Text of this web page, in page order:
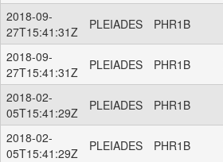
2018-09-
27T15:41:31Z
PLEIADES PHR1B
2018-09-
27T15:41:31Z
PLEIADES PHR1B
2018-02-
05T15:41:29Z
PLEIADES PHR1B
2018-02-
05T15:41:29Z
PLEIADES PHR1B